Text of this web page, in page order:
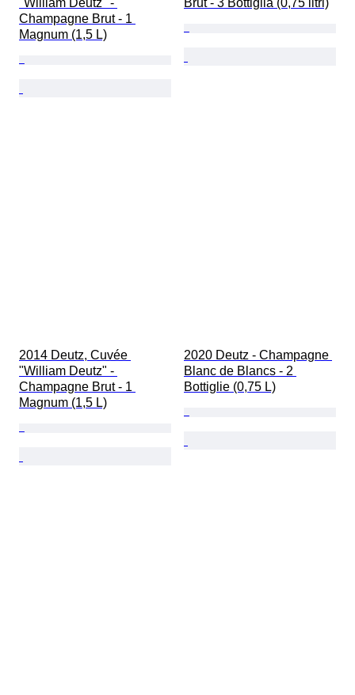
"William Deutz" -
Champagne Brut - 1
Magnum (1,5 L)
Brut - 3 Bottiglia (0,75 litri)
2014 Deutz, Cuvée
"William Deutz" -
Champagne Brut - 1
Magnum (1,5 L)
2020 Deutz - Champagne
Blanc de Blancs - 2
Bottiglie (0,75 L)